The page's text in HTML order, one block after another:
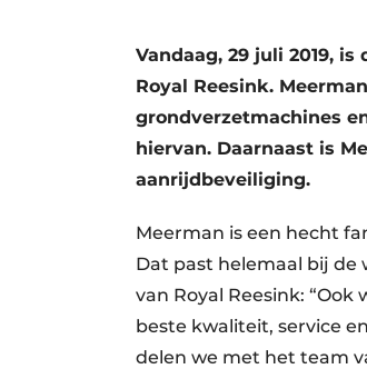
Vandaag, 29 juli 2019,
Royal Reesink.
grondverzetmachines
hiervan. Daarnaast is
aanrijdbeveiliging.
Meerman is een hecht
Dat past helemaal bij de
van Royal Reesink:
beste kwaliteit, service
delen we met het team